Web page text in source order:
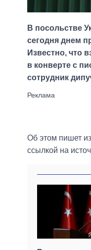
В посольстве
сегодня днем
Известно, что
в конверте с
сотрудник
Об этом пишет
ссылкой на